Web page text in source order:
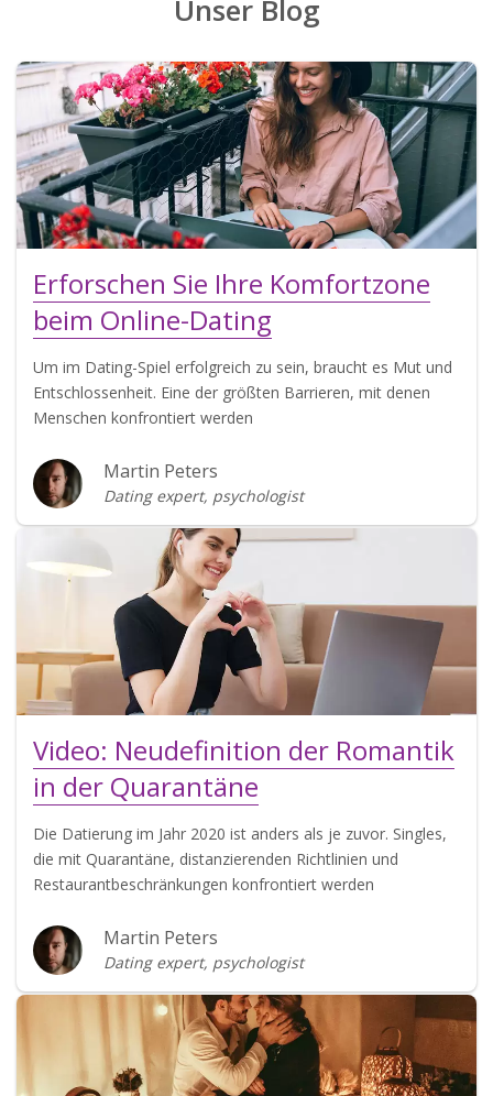
Unser Blog
Erforschen Sie Ihre Komfortzone
beim Online-Dating
Um im Dating-Spiel erfolgreich zu sein, braucht es Mut und
Entschlossenheit. Eine der größten Barrieren, mit denen
Menschen konfrontiert werden
Martin Peters
Dating expert, psychologist
Video: Neudefinition der Romantik
in der Quarantäne
Die Datierung im Jahr 2020 ist anders als je zuvor. Singles,
die mit Quarantäne, distanzierenden Richtlinien und
Restaurantbeschränkungen konfrontiert werden
Martin Peters
Dating expert, psychologist